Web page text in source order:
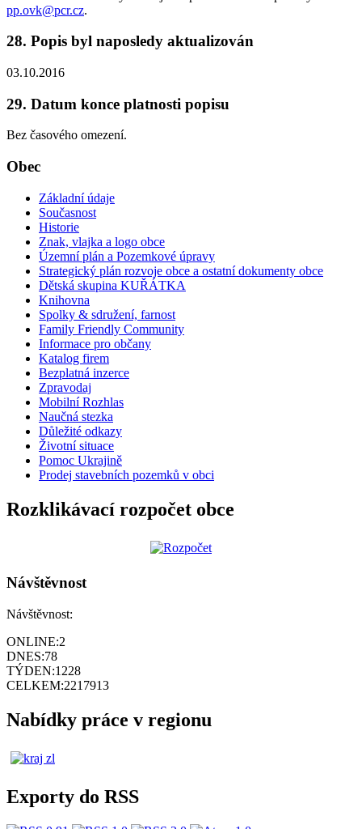
pp.ovk@pcr.cz.
28. Popis byl naposledy aktualizován
03.10.2016
29. Datum konce platnosti popisu
Bez časového omezení.
Obec
Základní údaje
Současnost
Historie
Znak, vlajka a logo obce
Územní plán a Pozemkové úpravy
Strategický plán rozvoje obce a ostatní dokumenty obce
Dětská skupina KUŘÁTKA
Knihovna
Spolky & sdružení, farnost
Family Friendly Community
Informace pro občany
Katalog firem
Bezplatná inzerce
Zpravodaj
Mobilní Rozhlas
Naučná stezka
Důležité odkazy
Životní situace
Pomoc Ukrajině
Prodej stavebních pozemků v obci
Rozklikávací rozpočet obce
Návštěvnost
Návštěvnost:
ONLINE:2
DNES:78
TÝDEN:1228
CELKEM:2217913
Nabídky práce v regionu
Exporty do RSS